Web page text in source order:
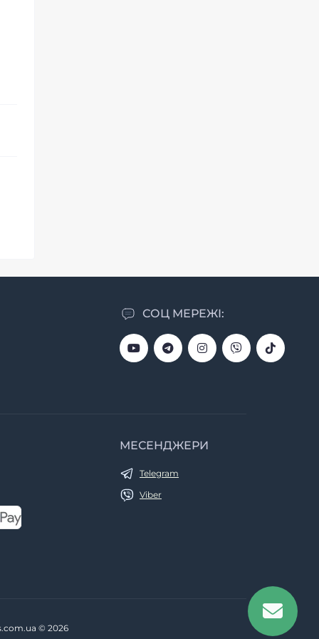
СОЦ МЕРЕЖІ:
МЕСЕНДЖЕРИ
Telegram
Viber
© 2026